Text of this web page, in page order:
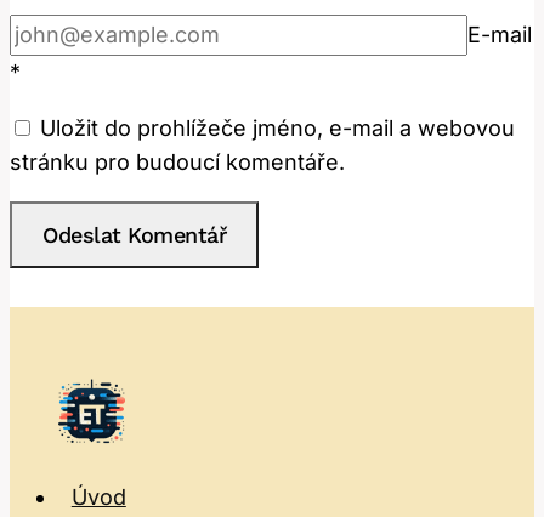
E-mail
*
Uložit do prohlížeče jméno, e-mail a webovou
stránku pro budoucí komentáře.
Úvod